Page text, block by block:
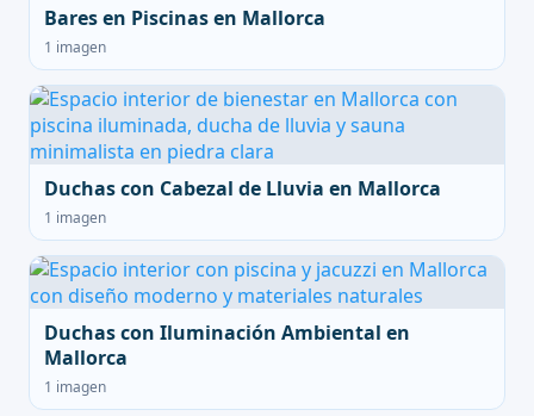
Bares en Piscinas en Mallorca
1 imagen
Duchas con Cabezal de Lluvia en Mallorca
1 imagen
Duchas con Iluminación Ambiental en
Mallorca
1 imagen